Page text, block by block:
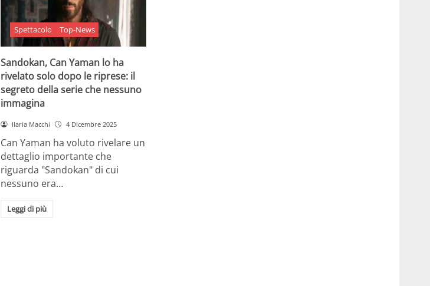
Spettacolo Top-News
Sandokan, Can Yaman lo ha
rivelato solo dopo le riprese: il
segreto della serie che nessuno
immagina
Ilaria Macchi 4 Dicembre 2025
Can Yaman ha voluto rivelare un
dettaglio importante che
riguarda "Sandokan" di cui
nessuno era…
Leggi di più